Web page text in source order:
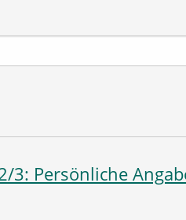
3: Persönliche